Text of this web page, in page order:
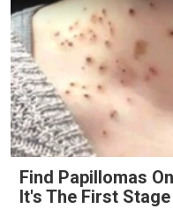
Find Papillomas
It's The First Stage